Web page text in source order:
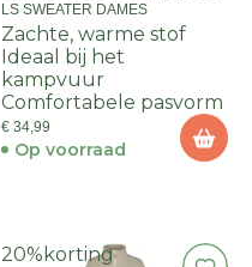
LS SWEATER DAMES
Zachte, warme stof
Ideaal bij het
kampvuur
Comfortabele pasvorm
€ 34,99
Op voorraad
20% korting